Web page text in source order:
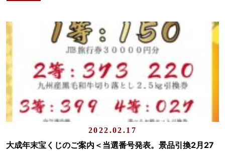
2022.02.17
大成年末宝くじのご案内＜当選番号発表。景品引換2月27